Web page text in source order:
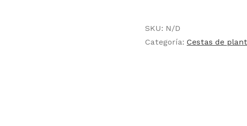
SKU: N/D
Categoría: Cestas de